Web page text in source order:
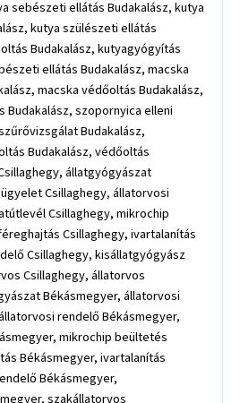
sebészeti ellátás Budakalász, kutya
kutya szülészeti ellátás
Budakalász, kutyagyógyítás
ellátás Budakalász, macska
macska védőoltás Budakalász,
Budakalász, szopornyica elleni
Budakalász,
Budakalász, védőoltás
állatgyógyászat
Csillaghegy, állatorvosi
Csillaghegy, mikrochip
Csillaghegy, ivartalanítás
Csillaghegy, kisállatgyógyász
Csillaghegy, állatorvos
Békásmegyer, állatorvosi
rendelő Békásmegyer,
mikrochip beültetés
Békásmegyer, ivartalanítás
Békásmegyer,
szakállatorvos